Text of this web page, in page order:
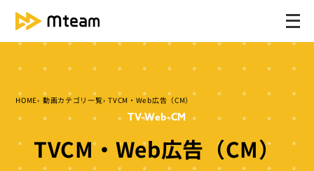
メ
HOME 動画カテゴリ一覧 TVCM・Web広告（CM）
TV-Web-CM
TVCM・Web広告（CM）